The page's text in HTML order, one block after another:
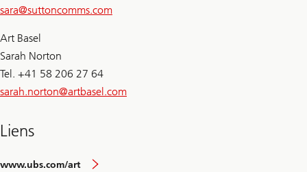
sara@suttoncomms.com
Art Basel
Sarah Norton
Tel. +41 58 206 27 64
sarah.norton@artbasel.com
Liens
www.ubs.com/art